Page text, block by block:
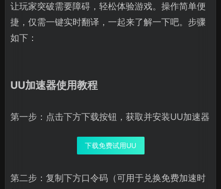
让玩家突破需要障碍，轻松体验游戏。操作简单便
捷，仅需一键实时翻译，一起来了解一下吧。步骤
如下：
UU加速器使用教程
第一步：点击下方下载按钮，获取并安装UU加速器
下载免费试用UU
第二步：复制下方口令码（可用于兑换免费加速时